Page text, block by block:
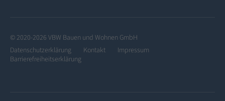
© 2020-2026 VBW Bauen und Wohnen GmbH
Datenschutzerklärung
Kontakt
Impressum
Barrierefreiheitserklärung